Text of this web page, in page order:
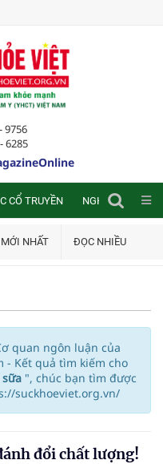
9756
6285
CỔ TRUYỀN NGHIÊN CỨU
MỚI NHẤT ĐỌC NHIỀU
quan ngôn luận của
- Kết quả tìm kiếm cho
", chúc bạn tìm được
suckhoeviet.org.vn/
đổi chất lượng!